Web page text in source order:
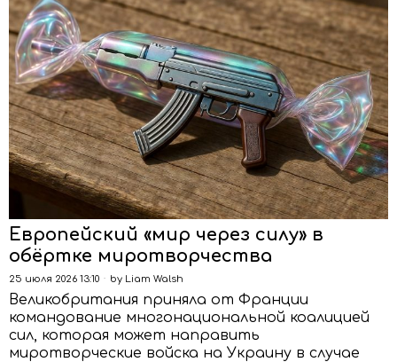
Европейский «мир через силу» в
обёртке миротворчества
25 июля 2026 13:10 by Liam Walsh
Великобритания приняла от Франции
командование многонациональной коалицией
сил, которая может направить
миротворческие войска на Украину в случае